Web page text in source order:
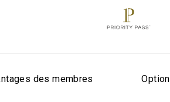
des membres